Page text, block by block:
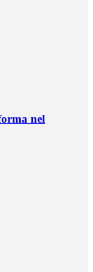
nel